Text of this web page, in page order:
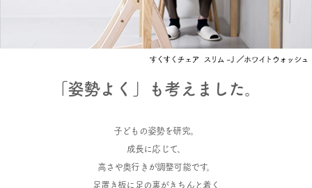
「姿勢よく」も考えました。
子どもの姿勢を研究。
成長に応じて、
高さや奥行きが調整可能です。
足置き板に足の裏がきちんと着く